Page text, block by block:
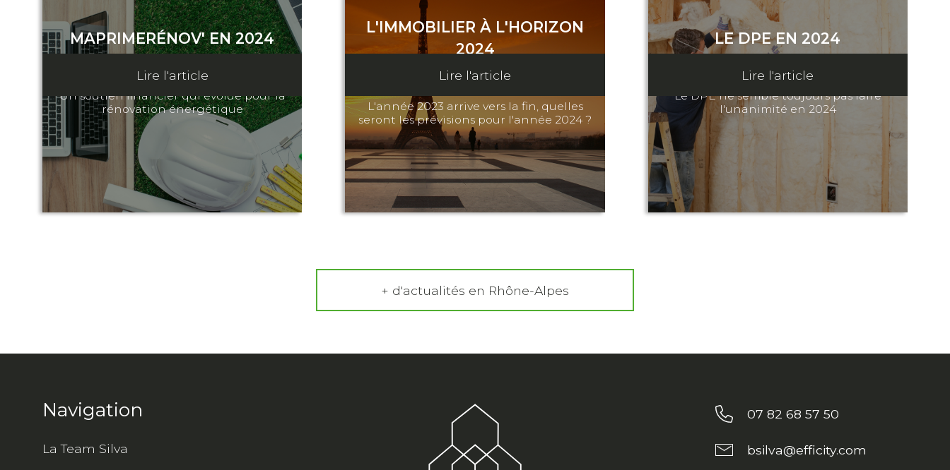
MAPRIMERÉNOV' EN 2024
Un soutien financier qui évolue pour la
rénovation énergétique
Lire l'article
L'IMMOBILIER À L'HORIZON
2024
29 Septembre 2023
L'année 2023 arrive vers la fin, quelles
seront les prévisions pour l'année 2024 ?
Lire l'article
LE DPE EN 2024
Le DPE ne semble toujours pas faire
l'unanimité en 2024
Lire l'article
+ d'actualités en Rhône-Alpes
Navigation
La Team Silva
07 82 68 57 50
bsilva@efficity.com